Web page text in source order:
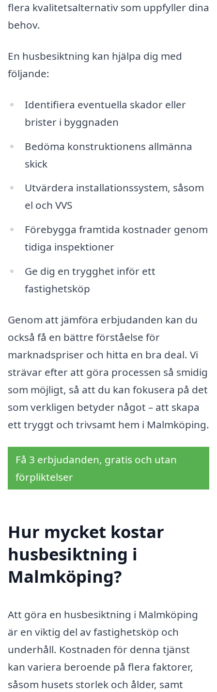
flera kvalitetsalternativ som uppfyller dina
behov.
En husbesiktning kan hjälpa dig med
följande:
Identifiera eventuella skador eller
brister i byggnaden
Bedöma konstruktionens allmänna
skick
Utvärdera installationssystem, såsom
el och VVS
Förebygga framtida kostnader genom
tidiga inspektioner
Ge dig en trygghet inför ett
fastighetsköp
Genom att jämföra erbjudanden kan du
också få en bättre förståelse för
marknadspriser och hitta en bra deal. Vi
strävar efter att göra processen så smidig
som möjligt, så att du kan fokusera på det
som verkligen betyder något – att skapa
ett tryggt och trivsamt hem i Malmköping.
Få 3 erbjudanden, gratis och utan
förpliktelser
Hur mycket kostar
husbesiktning i
Malmköping?
Att göra en husbesiktning i Malmköping
är en viktig del av fastighetsköp och
underhåll. Kostnaden för denna tjänst
kan variera beroende på flera faktorer,
såsom husets storlek och ålder, samt